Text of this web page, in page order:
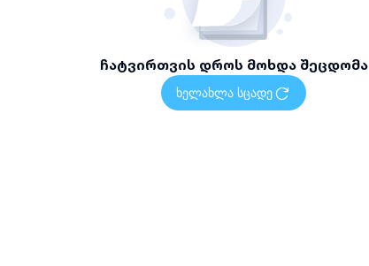
ჩატვირთვის დროს მოხდა შეცდომა
ხელახლა სცადე